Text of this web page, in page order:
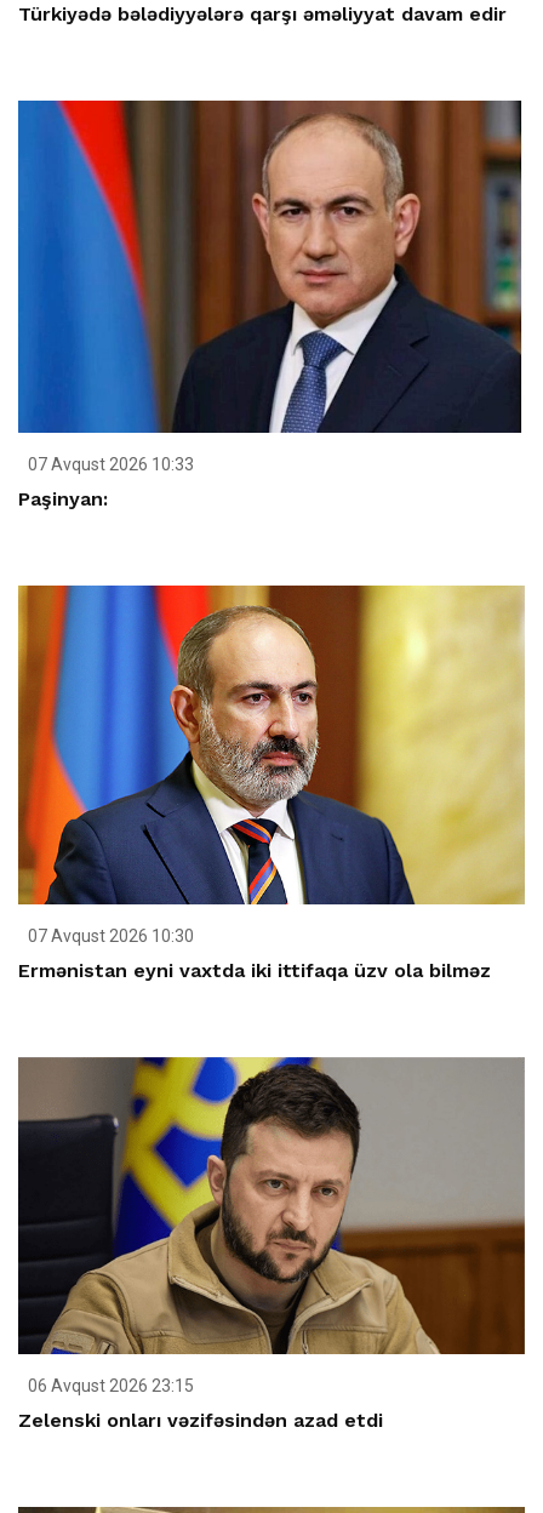
Türkiyədə bələdiyyələrə qarşı əməliyyat davam edir
07 Avqust 2026 10:33
Paşinyan:
07 Avqust 2026 10:30
Ermənistan eyni vaxtda iki ittifaqa üzv ola bilməz
06 Avqust 2026 23:15
Zelenski onları vəzifəsindən azad etdi